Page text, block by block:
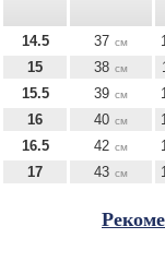
14.5 37 см
15 38 см
15.5 39 см
16 40 см
16.5 42 см
17 43 см